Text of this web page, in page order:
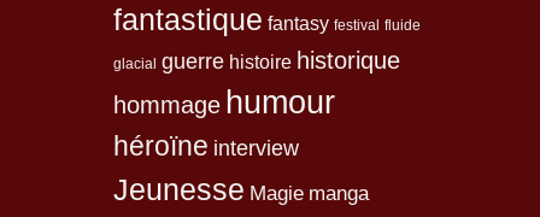
fantastique fantasy festival fluide
glacial guerre histoire historique
hommage humour
héroïne interview
Jeunesse Magie manga